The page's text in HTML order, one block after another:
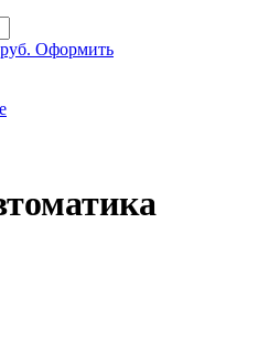
руб. Оформить